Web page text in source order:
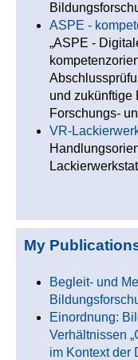
ASPE -
„ASPE -
und zukünftige
Forschungs-
VR-
My
Begleit- und
Einordnung:
Verhältnissen
im Kontext der